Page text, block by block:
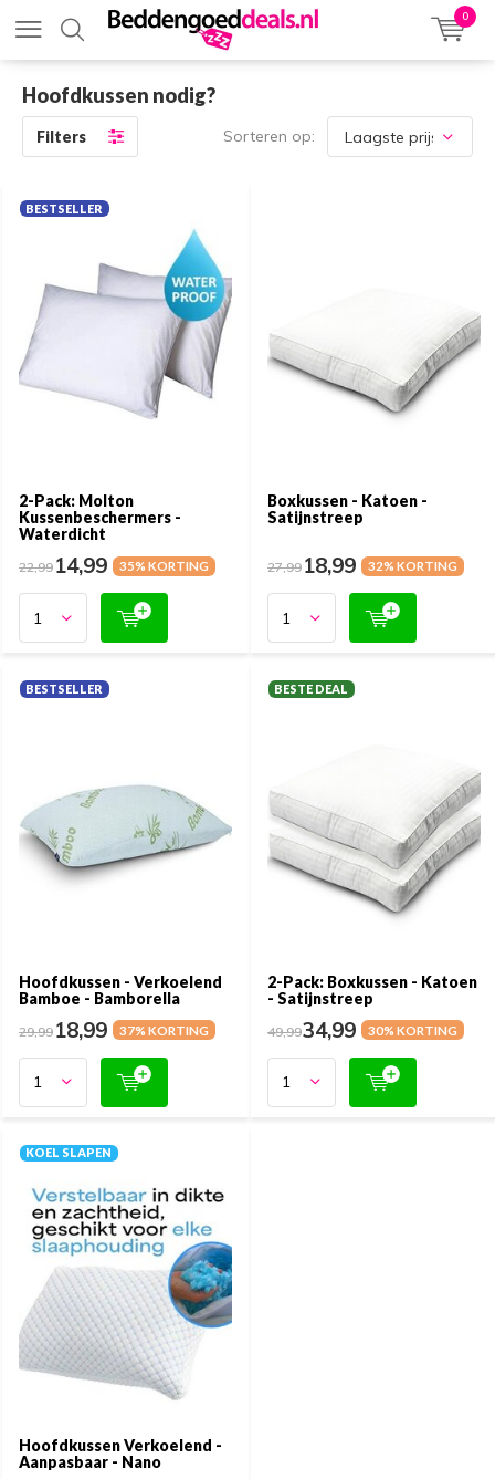
0
Hoofdkussen nodig?
Filters Sorteren op:
2-Pack: Molton
Kussenbeschermers -
Waterdicht
BESTSELLER
22,9914,99 35% KORTING
Boxkussen - Katoen -
Satijnstreep
27,9918,99 32% KORTING
Hoofdkussen - Verkoelend
Bamboe - Bamborella
BESTSELLER
29,9918,99 37% KORTING
2-Pack: Boxkussen - Katoen
- Satijnstreep
BESTE DEAL
49,9934,99 30% KORTING
Hoofdkussen Verkoelend -
Aanpasbaar - Nano
KOEL SLAPEN